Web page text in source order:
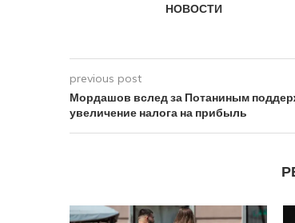
НОВОСТИ
previous post
Мордашов вслед за Потаниным
увеличение налога на прибыль